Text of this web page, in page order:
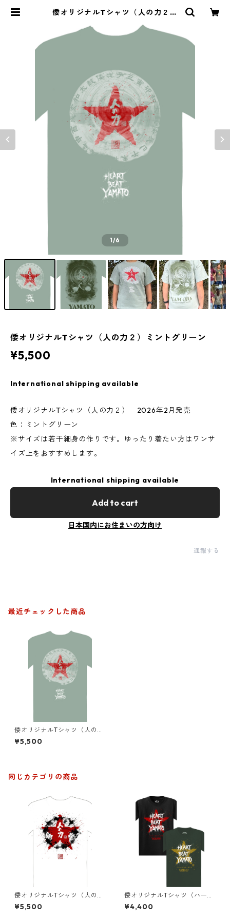
倭オリジナルTシャツ（人の力２）
1/6
倭オリジナルTシャツ（人の力２）ミントグリーン
¥5,500
International shipping available
倭オリジナルTシャツ（人の力２） 2026年2月発売
色：ミントグリーン
※サイズは若干細身の作りです。ゆったり着たい方はワンサ
イズ上をおすすめします。
International shipping available
Add to cart
日本国内にお住まいの方向け
通報する
最近チェックした商品
倭オリジナルTシャツ（人の力
２）ミントグリーン
¥5,500
同じカテゴリの商品
倭オリジナルTシャツ（人の力
１）白
¥5,500
倭オリジナルTシャツ（ハート
ビートヤマト）2色
¥4,400